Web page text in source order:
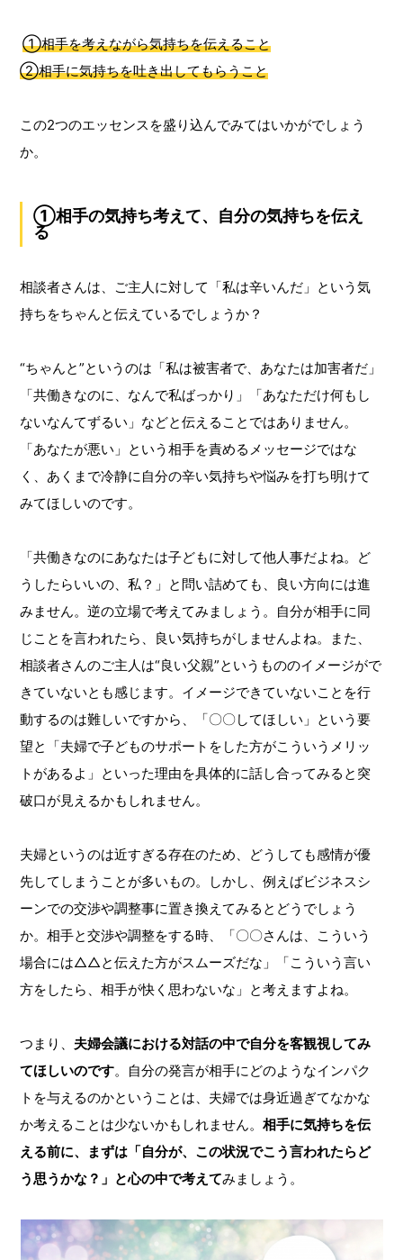
①相手を考えながら気持ちを伝えること
②相手に気持ちを吐き出してもらうこと
この2つのエッセンスを盛り込んでみてはいかがでしょう
か。
①相手の気持ち考えて、自分の気持ちを伝え
る
相談者さんは、ご主人に対して「私は辛いんだ」という気
持ちをちゃんと伝えているでしょうか？
“ちゃんと”というのは「私は被害者で、あなたは加害者だ」
「共働きなのに、なんで私ばっかり」「あなただけ何もし
ないなんてずるい」などと伝えることではありません。
「あなたが悪い」という相手を責めるメッセージではな
く、あくまで冷静に自分の辛い気持ちや悩みを打ち明けて
みてほしいのです。
「共働きなのにあなたは子どもに対して他人事だよね。ど
うしたらいいの、私？」と問い詰めても、良い方向には進
みません。逆の立場で考えてみましょう。自分が相手に同
じことを言われたら、良い気持ちがしませんよね。また、
相談者さんのご主人は“良い父親”というもののイメージがで
きていないとも感じます。イメージできていないことを行
動するのは難しいですから、「〇〇してほしい」という要
望と「夫婦で子どものサポートをした方がこういうメリッ
トがあるよ」といった理由を具体的に話し合ってみると突
破口が見えるかもしれません。
夫婦というのは近すぎる存在のため、どうしても感情が優
先してしまうことが多いもの。しかし、例えばビジネスシ
ーンでの交渉や調整事に置き換えてみるとどうでしょう
か。相手と交渉や調整をする時、「〇〇さんは、こういう
場合には△△と伝えた方がスムーズだな」「こういう言い
方をしたら、相手が快く思わないな」と考えますよね。
つまり、 夫婦会議における対話の中で自分を客観視してみ
てほしいのです。自分の発言が相手にどのようなインパク
トを与えるのかということは、夫婦では身近過ぎてなかな
か考えることは少ないかもしれません。相手に気持ちを伝
える前に、まずは「自分が、この状況でこう言われたらど
う思うかな？」と心の中で考えてみましょう。